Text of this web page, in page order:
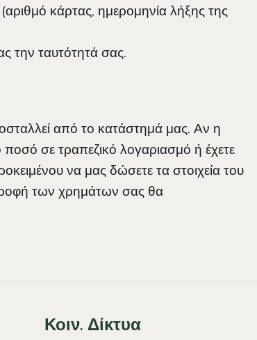
κάρτας, ημερομηνία λήξης της
την ταυτότητά σας.
από το κατάστημά μας. Αν η
ποσό σε τραπεζικό λογαριασμό ή έχετε
να μας δώσετε τα στοιχεία του
των χρημάτων σας θα
Κοιν. Δίκτυα